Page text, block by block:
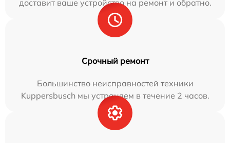
доставит ваше устройство на ремонт и обратно.
Срочный ремонт
Большинство неисправностей техники
Kuppersbusch мы устраняем в течение 2 часов.